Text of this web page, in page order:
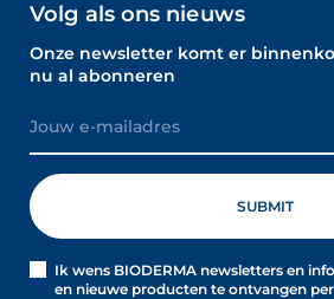
Volg als ons nieuws
Onze newsletter komt er
nu al abonneren
Ik wens BIODERMA newsletters en
en nieuwe producten te ontvangen